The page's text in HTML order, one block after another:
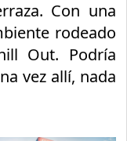
Con una
rodeado
Out. Podría
vez allí, nada